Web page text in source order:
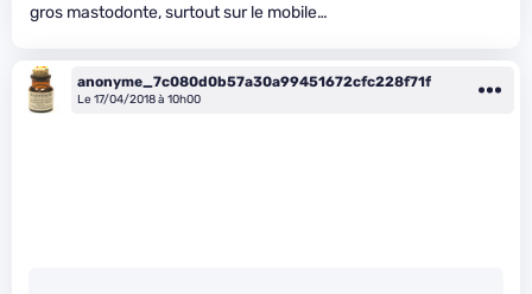
gros mastodonte, surtout sur le mobile…
anonyme_7c080d0b57a30a99451672cfc228f71f
Le 17/04/2018 à 10h00